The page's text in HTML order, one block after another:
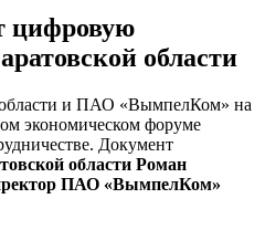
цифровую
области
области и ПАО «ВымпелКом» на
экономическом форуме
Документ
области Роман
ПАО «ВымпелКом»